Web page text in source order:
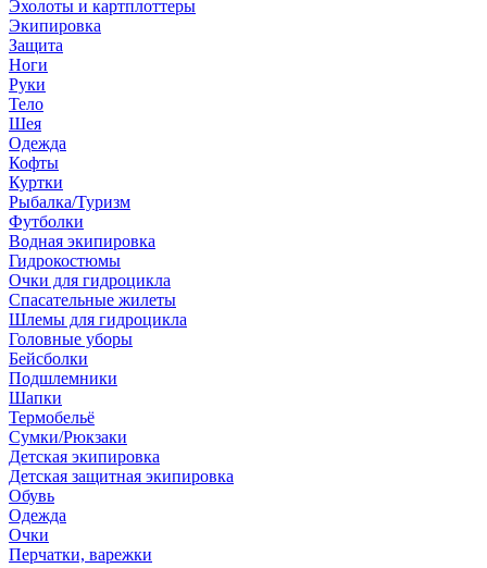
Эхолоты и картплоттеры
Экипировка
Защита
Ноги
Руки
Тело
Шея
Одежда
Кофты
Куртки
Рыбалка/Туризм
Футболки
Водная экипировка
Гидрокостюмы
Очки для гидроцикла
Спасательные жилеты
Шлемы для гидроцикла
Головные уборы
Бейсболки
Подшлемники
Шапки
Термобельё
Сумки/Рюкзаки
Детская экипировка
Детская защитная экипировка
Обувь
Одежда
Очки
Перчатки, варежки